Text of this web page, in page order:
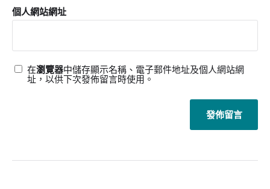
個人網站網址
在瀏覽器中儲存顯示名稱、電子郵件地址及個人網站網
址，以供下次發佈留言時使用。